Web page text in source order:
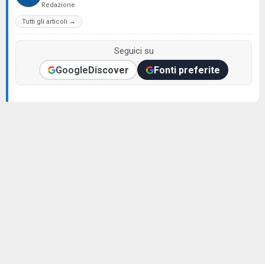
Redazione
Tutti gli articoli →
Seguici su
GoogleDiscover Fonti preferite